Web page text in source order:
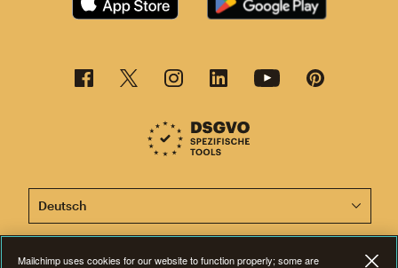
Diese Seite ist jetzt auch in anderen Sprachen
Mailchimp uses cookies for our website to function properly; some are